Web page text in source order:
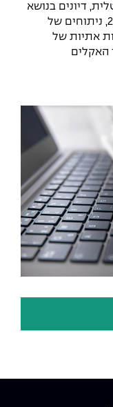
דיונים בנושא
דמות המהנדס בפתחה של המאה ה-21, ניתוחים של
אתיות של
האקלים